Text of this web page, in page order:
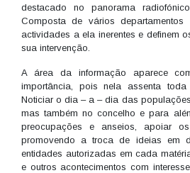
destacado no panorama
Composta de vários
actividades a ela inerentes e definem
sua intervenção.
A área da informação aparece
importância, pois nela assenta
Noticiar o dia – a – dia das
mas também no concelho e para
preocupações e anseios, apoiar
promovendo a troca de ideias em
entidades autorizadas em cada
e outros acontecimentos com